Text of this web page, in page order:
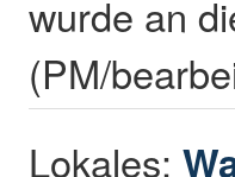
wurde an
(PM/
Lokales: